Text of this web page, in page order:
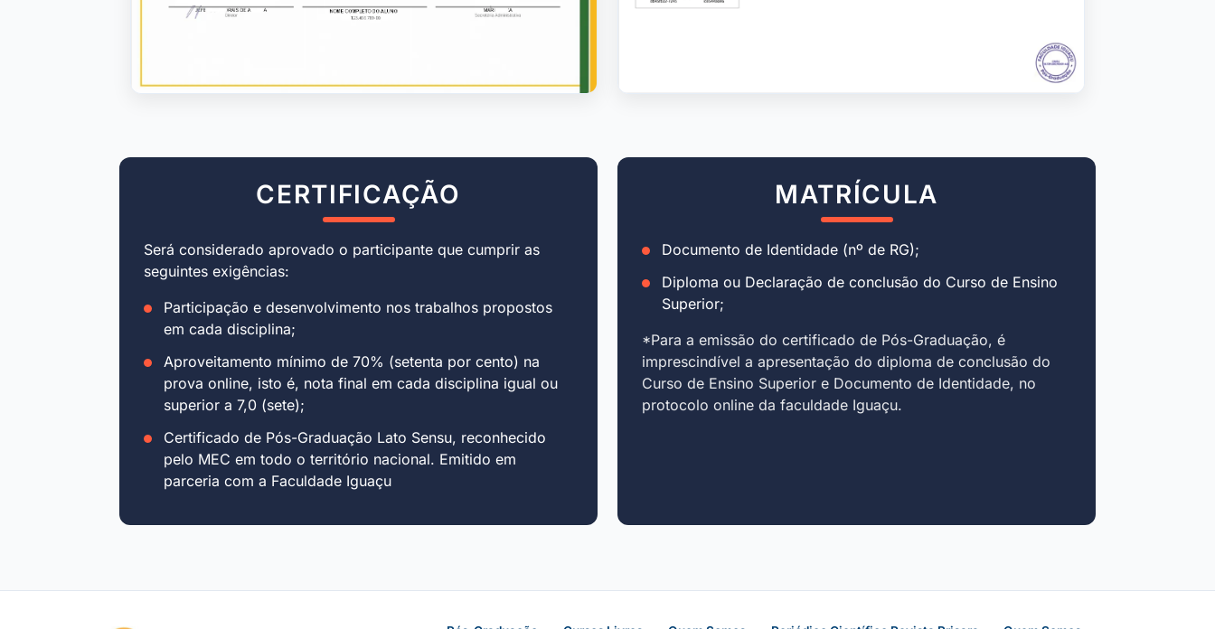
CERTIFICAÇÃO
Será considerado aprovado o participante que cumprir as
seguintes exigências:
Participação e desenvolvimento nos trabalhos propostos
em cada disciplina;
Aproveitamento mínimo de 70% (setenta por cento) na
prova online, isto é, nota final em cada disciplina igual ou
superior a 7,0 (sete);
Certificado de Pós-Graduação Lato Sensu, reconhecido
pelo MEC em todo o território nacional. Emitido em
parceria com a Faculdade Iguaçu
MATRÍCULA
Documento de Identidade (nº de RG);
Diploma ou Declaração de conclusão do Curso de Ensino
Superior;
*Para a emissão do certificado de Pós-Graduação, é
imprescindível a apresentação do diploma de conclusão do
Curso de Ensino Superior e Documento de Identidade, no
protocolo online da faculdade Iguaçu.